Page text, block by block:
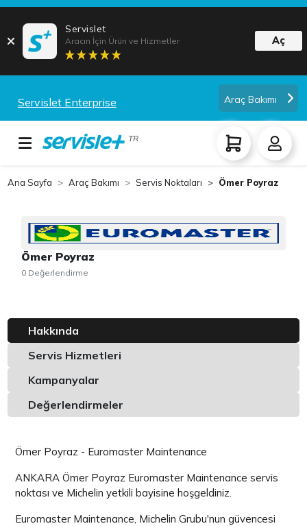
Servislet
Aracın İçin Ürün ve Hizmetler Aç
Servislet Enterprise Araç Bakımı
TR
Ana Sayfa Araç Bakımı Servis Noktaları Ömer Poyraz
Ömer Poyraz
0 Değerlendirme
Hakkında
Servis Hizmetleri
Kampanyalar
Değerlendirmeler
Ömer Poyraz - Euromaster Maintenance
ANKARA Ömer Poyraz Euromaster Maintenance servis
noktası ve Michelin yetkili bayisine hoşgeldiniz.
Euromaster Maintenance, Michelin Grubu'nun güvencesi